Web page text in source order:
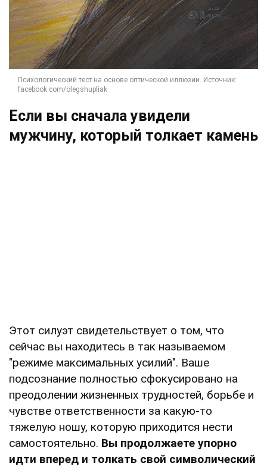
Если вы сначала увидели
мужчину, который толкает камень
Этот силуэт свидетельствует о том, что
сейчас вы находитесь в так называемом
"режиме максимальных усилий". Ваше
подсознание полностью сфокусировано на
преодолении жизненных трудностей, борьбе и
чувстве ответственности за какую-то
тяжелую ношу, которую приходится нести
самостоятельно. Вы продолжаете упорно
идти вперед и толкать свой символический